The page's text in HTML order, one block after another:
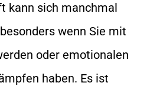
kann sich manchmal
wenn Sie mit
oder emotionalen
haben. Es ist